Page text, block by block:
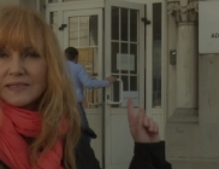
crescut în Maramureşul ...